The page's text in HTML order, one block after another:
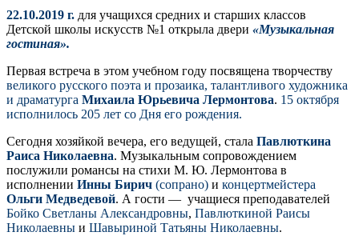
22.10.2019 г. для учащихся средних и старших классов
Детской школы искусств №1 открыла двери «Музыкальная
гостиная».
Первая встреча в этом учебном году посвящена творчеству
великого русского поэта и прозаика, талантливого художника
и драматурга Михаила Юрьевича Лермонтова. 15 октября
исполнилось 205 лет со Дня его рождения.
Сегодня хозяйкой вечера, его ведущей, стала Павлюткина
Раиса Николаевна. Музыкальным сопровождением
послужили романсы на стихи М. Ю. Лермонтова в
исполнении Инны Бирич (сопрано) и концертмейстера
Ольги Медведевой. А гости — учащиеся преподавателей
Бойко Светланы Александровны, Павлюткиной Раисы
Николаевны и Шавыриной Татьяны Николаевны.